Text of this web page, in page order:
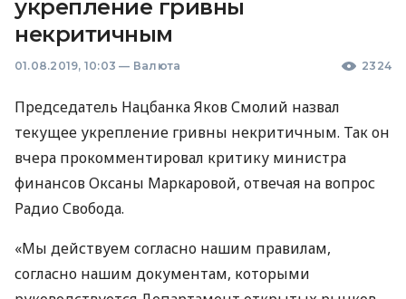
укрепление гривны
некритичным
01.08.2019, 10:03 — Валюта 2324
Председатель Нацбанка Яков Смолий назвал
текущее укрепление гривны некритичным. Так он
вчера прокомментировал критику министра
финансов Оксаны Маркаровой, отвечая на вопрос
Радио Свобода.
«Мы действуем согласно нашим правилам,
согласно нашим документам, которыми